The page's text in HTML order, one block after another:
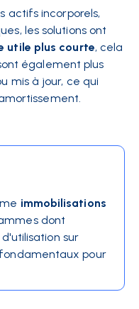
actifs incorporels,
les solutions ont
utile plus courte, cela
également plus
mis à jour, ce qui
immobilisations
dont
sur
pour